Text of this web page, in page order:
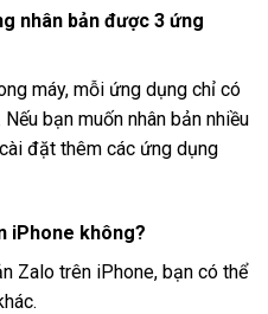
nhân bản được 3 ứng
máy, mỗi ứng dụng chỉ có
bạn muốn nhân bản nhiều
đặt thêm các ứng dụng
iPhone không?
Zalo trên iPhone, bạn có thể